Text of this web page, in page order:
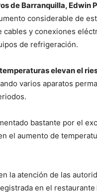
de Barranquilla, Edwin
considerable de
y conexiones
de refrigeración.
elevan el
varios aparatos
bastante por el
el aumento de
la atención de las
en el restaurante